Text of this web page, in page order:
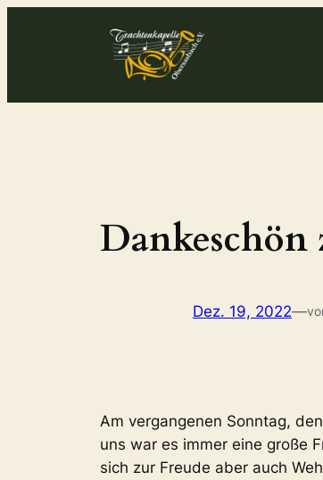
Dankeschön
Dez. 19, 2022—
Am vergangenen Sonntag,
uns war es immer eine große
sich zur Freude aber auch